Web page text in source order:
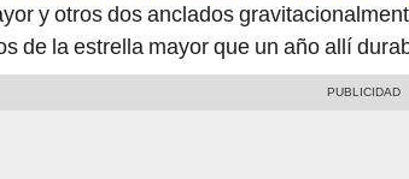
y otros dos anclados
de la estrella mayor que un año allí